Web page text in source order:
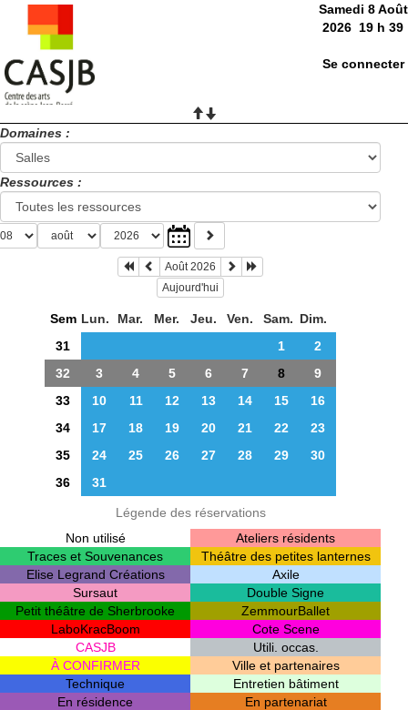
Samedi 8 Août
2026 19 h39
Se connecter
Domaines :
Ressources :
Août 2026
Aujourd'hui
Sem Lun. Mar. Mer. Jeu. Ven. Sam. Dim.
31
1
2
32
3 4 5 6 7 8
9
33
10 11 12 13 14 15
16
34
17 18 19 20 21 22
23
35
24 25 26 27 28 29
30
36
31
Légende des réservations
Non utilisé
Ateliers résidents
Traces et Souvenances
Théâtre des petites lanternes
Elise Legrand Créations
Axile
Sursaut
Double Signe
Petit théâtre de Sherbrooke
ZemmourBallet
LaboKracBoom
Cote Scene
CASJB
Utili. occas.
À CONFIRMER
Ville et partenaires
Technique
Entretien bâtiment
En résidence
En partenariat